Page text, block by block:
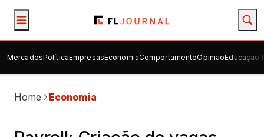
MercadosPolíticaEmpresasEconomiaComportamentoOpiniãoEducação
Home Economia